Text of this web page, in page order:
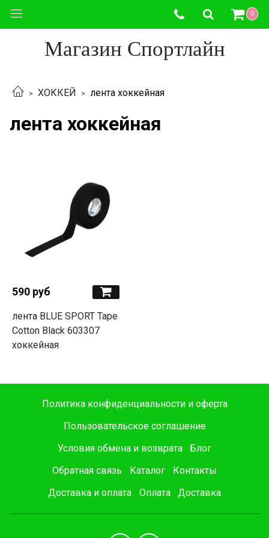
0
Магазин Спортлайн
ХОККЕЙ лента хоккейная
лента хоккейная
590 руб
лента BLUE SPORT Tape
Cotton Black 603307
хоккейная
Политика конфиденциальности и оферта
Пользовательское соглашение
Условия обмена и возврата
Блог
Обратная связь
Каталог
Контакты
Доставка и оплата
Оплата Доставка